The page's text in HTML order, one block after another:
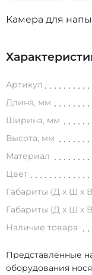
Камера для
Артикул
Длина, мм
Ширина, мм
Высота, мм
Материал
Цвет
Габариты (Д х Ш х
Габариты (Д х Ш х
Наличие товара
Представленные
оборудования